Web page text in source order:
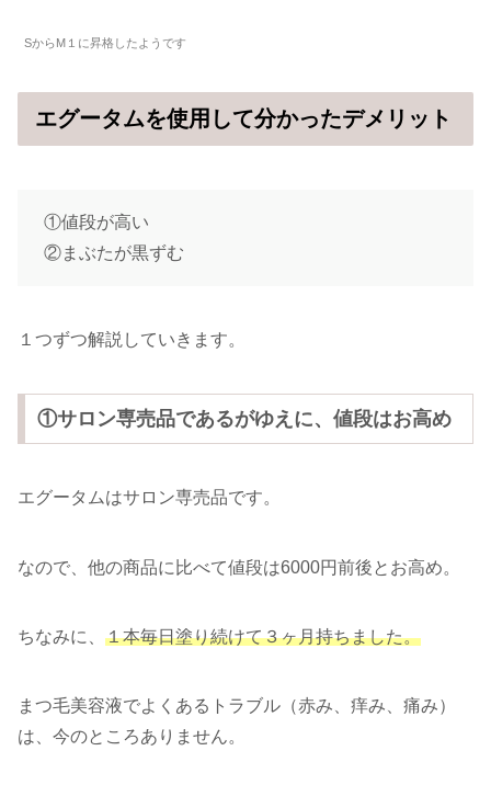
SからM１に昇格したようです
エグータムを使用して分かったデメリット
①値段が高い
②まぶたが黒ずむ
１つずつ解説していきます。
①サロン専売品であるがゆえに、値段はお高め
エグータムはサロン専売品です。
なので、他の商品に比べて値段は6000円前後とお高め。
ちなみに、 １本毎日塗り続けて３ヶ月持ちました。
まつ毛美容液でよくあるトラブル（赤み、痒み、痛み）
は、今のところありません。